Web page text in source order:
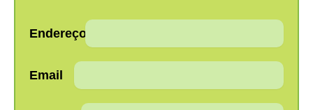
Endereço:
Email